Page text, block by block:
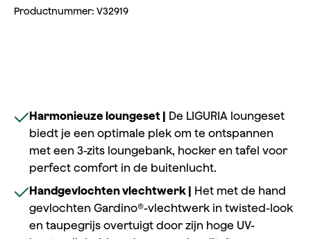
Productnummer: V32919
Harmonieuze loungeset | De LIGURIA loungeset
biedt je een optimale plek om te ontspannen
met een 3-zits loungebank, hocker en tafel voor
perfect comfort in de buitenlucht.
Handgevlochten vlechtwerk | Het met de hand
gevlochten Gardino®-vlechtwerk in twisted-look
en taupegrijs overtuigt door zijn hoge UV-